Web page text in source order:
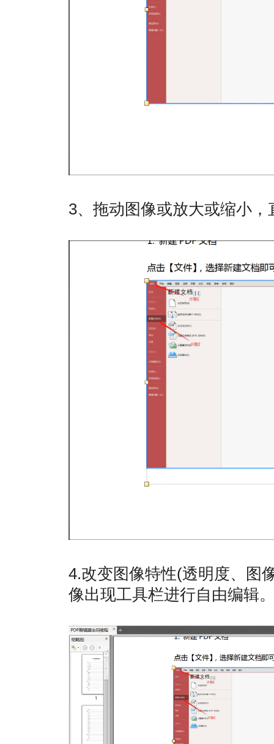
3、拖动图像或放大或缩小
4.改变图像特性(透明度、图
像出现工具栏进行自由编辑